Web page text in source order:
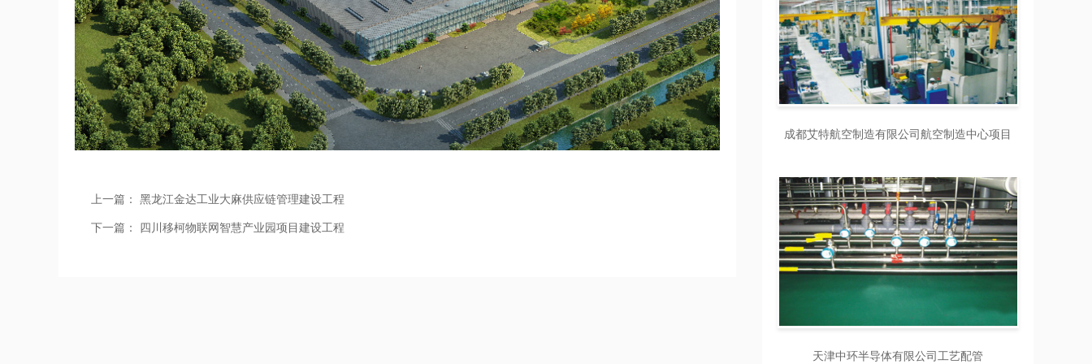
上一篇： 黑龙江金达工业大麻供应链管理建设工程
下一篇： 四川移柯物联网智慧产业园项目建设工程
成都艾特航空制造有限公司航空制造中心项目
天津中环半导体有限公司工艺配管